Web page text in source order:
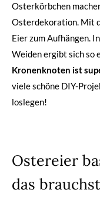
Osterkörbchen
Osterdekoration. Mit
Eier zum Aufhängen.
Weiden ergibt sich so
Kronenknoten ist
viele schöne DIY-
loslegen!
Ostereier
das